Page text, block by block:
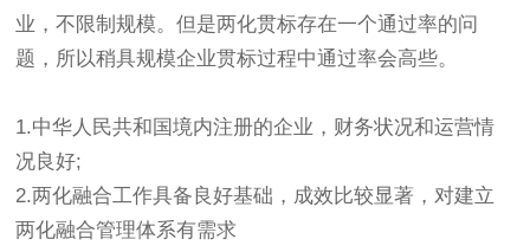
业，不限制规模。但是两化贯标存在一个通过率的问
题，所以稍具规模企业贯标过程中通过率会高些。
1.中华人民共和国境内注册的企业，财务状况和运营情
况良好;
2.两化融合工作具备良好基础，成效比较显著，对建立
两化融合管理体系有需求